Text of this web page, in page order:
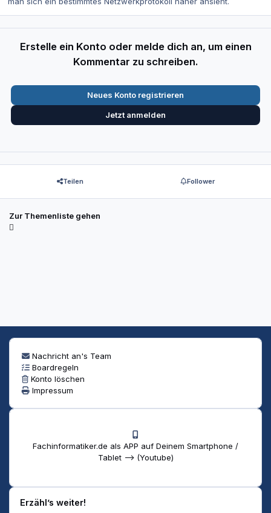
Erstelle ein Konto oder melde dich an, um einen
Kommentar zu schreiben.
Neues Konto registrieren
Jetzt anmelden
Teilen Follower
Zur Themenliste gehen
Nachricht an's Team
Boardregeln
Konto löschen
Impressum
Fachinformatiker.de als APP auf Deinem Smartphone /
Tablet --> (Youtube)
Erzähl’s weiter!